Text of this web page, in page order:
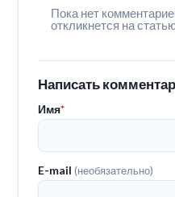
Пока нет
откликнется на
Написать
Имя*
E-mail(необязательно)